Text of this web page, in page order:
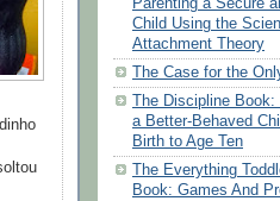
Parenting a Secure
Child Using the
Attachment Theory
The Case for the
The Discipline
a Better-Behaved
Birth to Age Ten
The Everything
Book: Games And